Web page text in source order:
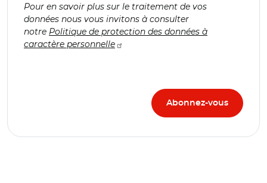
Pour en savoir plus sur le traitement de vos
données nous vous invitons à consulter
notre Politique de protection des données à
caractère personnelle